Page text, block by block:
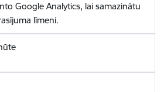
Google Analytics, lai samazinātu
līmeni.